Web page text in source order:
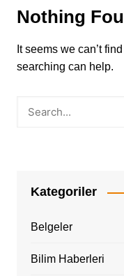
Nothing
It seems we can’t
searching can help.
Kategoriler
Belgeler
Bilim Haberleri